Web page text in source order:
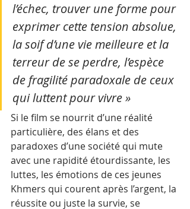
l’échec, trouver une forme pour
exprimer cette tension absolue,
la soif d’une vie meilleure et la
terreur de se perdre, l’espèce
de fragilité paradoxale de ceux
qui luttent pour vivre »
Si le film se nourrit d’une réalité
particulière, des élans et des
paradoxes d’une société qui mute
avec une rapidité étourdissante, les
luttes, les émotions de ces jeunes
Khmers qui courent après l’argent, la
réussite ou juste la survie, se